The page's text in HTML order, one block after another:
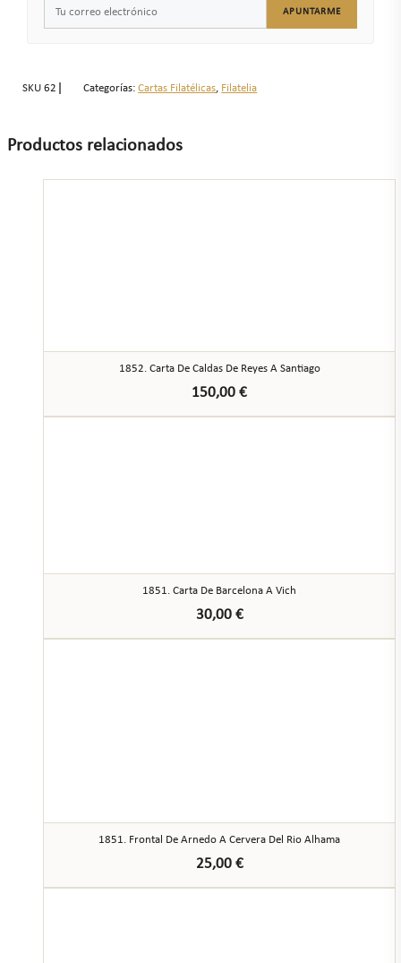
APUNTARME
SKU62 Categorías: Cartas Filatélicas, Filatelia
Productos relacionados
1852. Carta De Caldas De Reyes A Santiago
150,00 €
1851. Carta De Barcelona A Vich
30,00 €
1851. Frontal De Arnedo A Cervera Del Rio Alhama
25,00 €